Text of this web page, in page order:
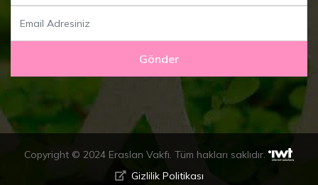
Gönder
Copyright © 2024 Eraslan Vakfı. Tüm hakları saklıdır.
Gizlilik Politikası